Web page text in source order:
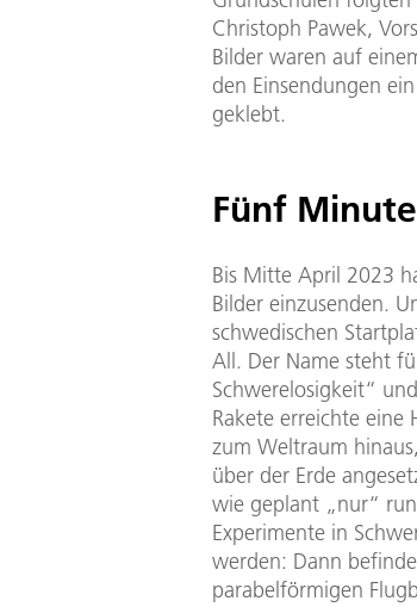
Christoph Pawek,
Bilder waren auf
den Einsendungen
geklebt.
Fünf
Bis Mitte April 2023
Bilder einzusenden.
schwedischen
All. Der Name steht
Schwerelosigkeit“
Rakete erreichte
zum Weltraum
über der Erde
wie geplant „nur“
Experimente in
werden: Dann
parabelförmigen